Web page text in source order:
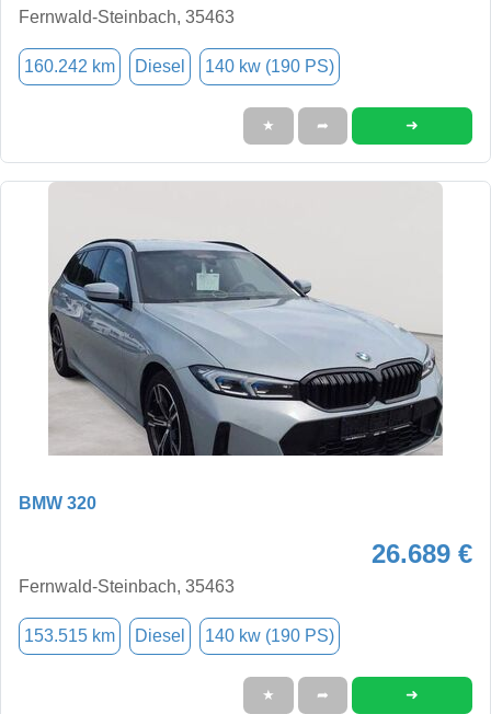
Fernwald-Steinbach, 35463
160.242 km Diesel 140 kw (190 PS)
★ ➦ ➜
BMW 320
26.689 €
Fernwald-Steinbach, 35463
153.515 km Diesel 140 kw (190 PS)
★ ➦ ➜